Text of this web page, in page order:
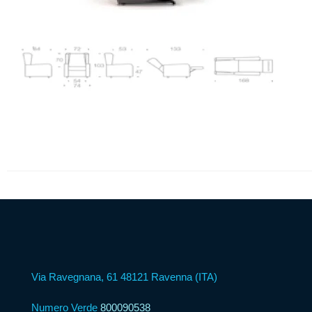
Via Ravegnana, 61 48121 Ravenna (ITA)
Numero Verde 800090538
Servizio
CAF